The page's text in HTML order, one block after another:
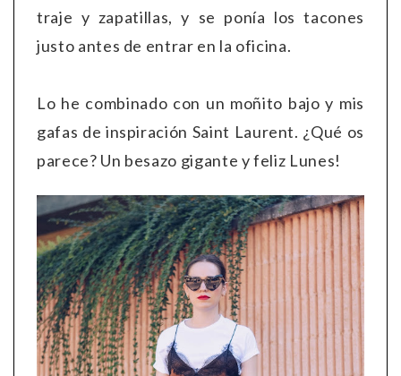
traje y zapatillas, y se ponía los tacones
justo antes de entrar en la oficina.
Lo he combinado con un moñito bajo y mis
gafas de inspiración Saint Laurent. ¿Qué os
parece? Un besazo gigante y feliz Lunes!